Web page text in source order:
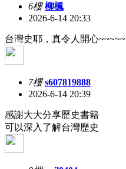
6樓 柳楓
2026-6-14 20:33
台灣史耶，真令人開心~~~~~
7樓 s607819888
2026-6-14 20:39
感謝大大分享歷史書籍
可以深入了解台灣歷史